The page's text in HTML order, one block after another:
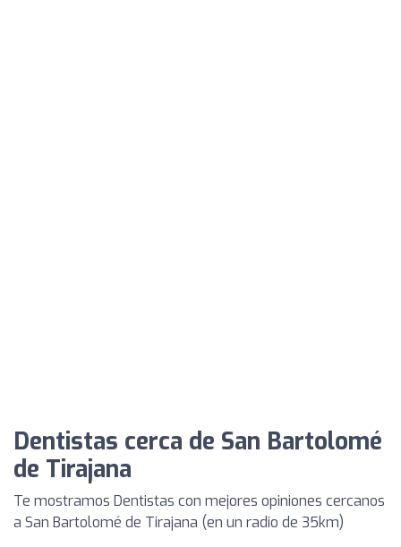
Dentistas cerca de San Bartolomé
de Tirajana
Te mostramos Dentistas con mejores opiniones cercanos
a San Bartolomé de Tirajana (en un radio de 35km)